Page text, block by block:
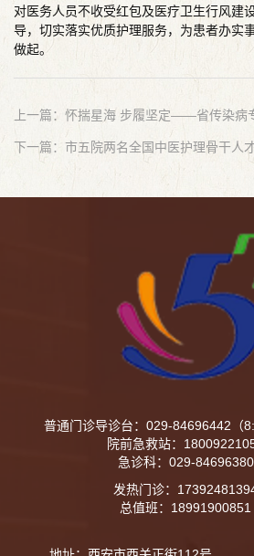
对医务人员不收受红包及医疗卫生行风建
导，切实落实优质护理服务，为患者办实
做起。
上一篇：怀揣星海 步履坚定——省传染病
下一篇：市五院两名全国中医护理骨干人
普通门诊导诊台：029-84696442（
院前急救站：
急诊科：029-84696380
发热门诊：
总值班：18991900851